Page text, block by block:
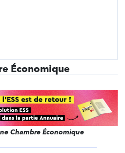
Économique
les territoires pour la
et provoquer le
Chambre Économique